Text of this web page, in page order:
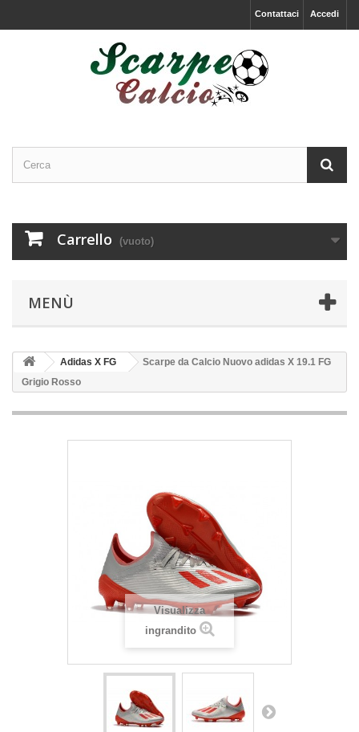
Accedi
Contattaci
Carrello (vuoto)
MENÙ
Adidas X FG
Scarpe da Calcio Nuovo adidas X 19.1 FG
Grigio Rosso
Visualizza
ingrandito